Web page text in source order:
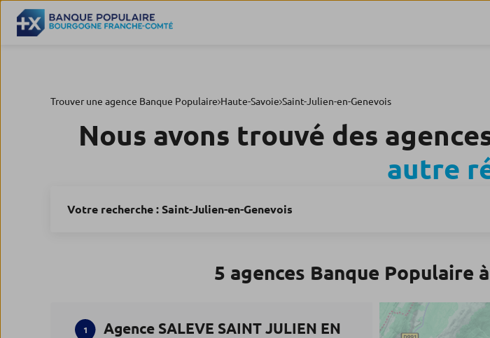
Trouver une agence Banque Populaire Haute-Savoie Saint-Julien-en-Genevois
Nous avons trouvé des
autre
Votre recherche : Saint-Julien-en-Genevois
5 agences Banque Populaire à
1
Agence SALEVE SAINT JULIEN EN